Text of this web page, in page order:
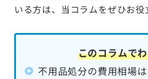
いる方は、当コラムをぜひお役
このコラムで
不用品処分の費用相場は